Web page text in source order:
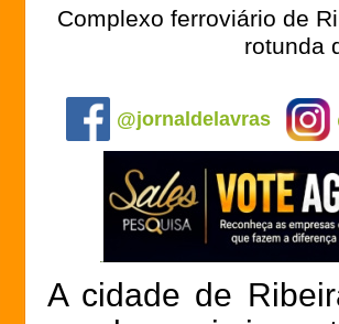
Complexo ferroviário de
rotunda
@jornaldelavras
A cidade de